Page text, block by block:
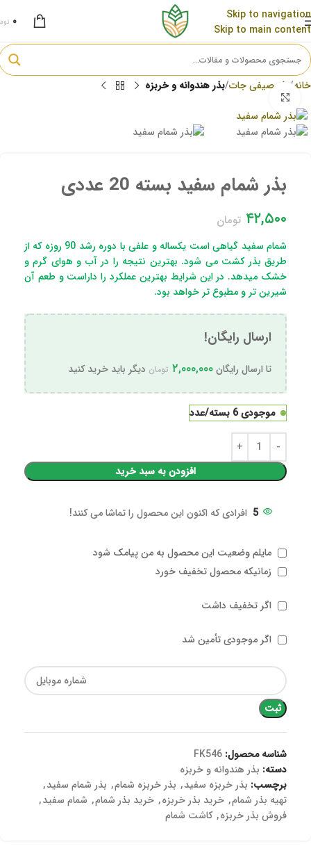
Skip to navigation
Skip to main content
۰
خانه بذر صیفی جات بذر هندوانه و خربزه
بذر شمام سفید بسته 20 عددی
۴۲,۵۰۰ تومان
شمام سفید گیاهی است یکساله و علفی با دوره رشد 90 روزه که از
طریق بذر کشت می شود. بهترین نتیجه را در آب و هوای گرم و
خشک میدهد. در این شرایط بهترین عملکرد را داراست و طعم آن
شیرین تر و مطبوع تر خواهد بود.
ارسال رایگان!
تا ارسال رایگان۲,۰۰۰,۰۰۰ تومان دیگر باید خرید کنید
موجودی 6 بسته/عدد
افزودن به سبد خرید
5 افرادی که اکنون این محصول را تماشا می کنند!
مایلم وضعیت این محصول به من پیامک شود
زمانیکه محصول تخفیف خورد
اگر تخفیف داشت
اگر موجودی تأمین شد
ثبت
شناسه محصول: FK546
دسته: بذر هندوانه و خربزه
برچسب: بذر خربزه سفید, بذر خربزه شمام, بذر شمام سفید,
تهیه بذر شمام, خرید بذر خربزه, خرید بذر شمام, شمام سفید,
فروش بذر خربزه, کاشت شمام